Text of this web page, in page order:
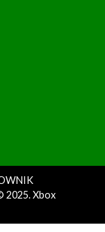
2025. Xbox